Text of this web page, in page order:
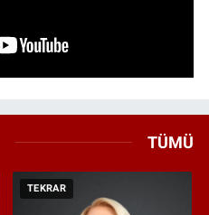
TÜMÜ
TEKRAR